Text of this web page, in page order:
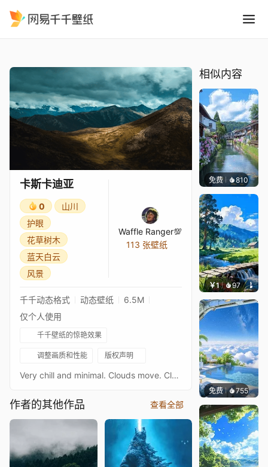
卡斯卡迪亚
0
山川
护眼
花草树木
蓝天白云
风景
Waffle Ranger💯
113 张壁纸
千千动态格式 动态壁纸
6.5M
仅个人使用
千千壁纸的惊艳效果
调整画质和性能 版权声明
Very chill and minimal. Clouds move. Clouds show shadow on the hill. A clock you can turn off/on and customize.Twitter: twitter.com/wafflerangerTwitch: twitch.tv/wafflerangerYoutube: youtube.com/channel/UCaw3UeQD9uvce91S3TcTtIgPatreon: patreon.com/WaffleRangerVenmo: @waffleranger:)
作者的其他作品 查看全部
相似内容
免费 810叮叮
￥1 97 叮叮
免费 755豆子